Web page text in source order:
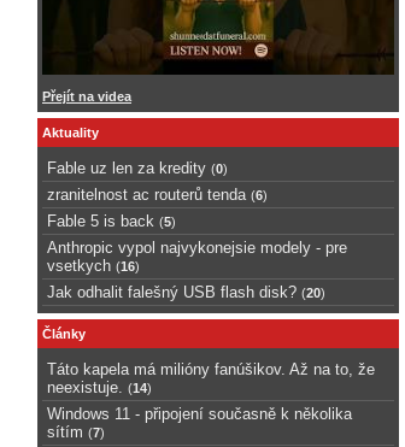
Přejít na videa
Aktuality
Fable uz len za kredity (0)
zranitelnost ac routerů tenda (6)
Fable 5 is back (5)
Anthropic vypol najvykonejsie modely - pre
vsetkych (16)
Jak odhalit falešný USB flash disk? (20)
Články
Táto kapela má milióny fanúšikov. Až na to, že
neexistuje.
(14)
Windows 11 - připojení současně k několika
sítím (7)